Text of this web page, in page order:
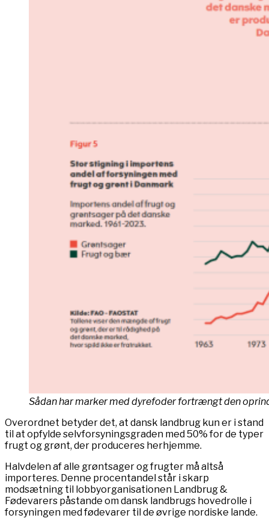
Sådan har marker med dyrefoder fortrængt den
Overordnet betyder det, at dansk landbrug kun er i stand
til at opfylde selvforsyningsgraden med 50% for de typer
frugt og grønt, der produceres herhjemme.
Halvdelen af alle grøntsager og frugter må altså
importeres. Denne procentandel står i skarp
modsætning til lobbyorganisationen Landbrug &
Fødevarers påstande om dansk landbrugs hovedrolle i
forsyningen med fødevarer til de øvrige nordiske lande.